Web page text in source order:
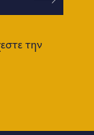
την